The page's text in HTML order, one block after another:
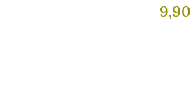
9,90